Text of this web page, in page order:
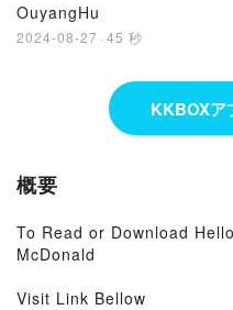
OuyangHu
2024-08-27 · 45 秒
KKBOXア
概要
To Read or Download
McDonald
Visit Link Bellow